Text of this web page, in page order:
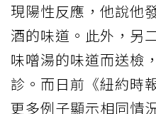
現陽性反應，他說他
酒的味道。此外，另
味噌湯的味道而送檢
診。而日前《紐約時
更多例子顯示相同情